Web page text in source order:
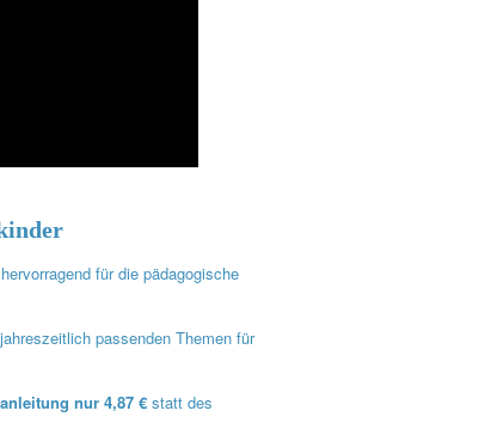
für die pädagogische
passenden Themen für
nur 4,87 € statt des